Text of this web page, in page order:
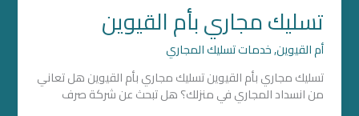
تسليك مجاري بأم القيوين
أم القيوين,خدمات تسليك المجاري
تسليك مجاري بأم القيوين تسليك مجاري بأم القيوين هل تعاني
من انسداد المجاري في منزلك؟ هل تبحث عن شركة صرف